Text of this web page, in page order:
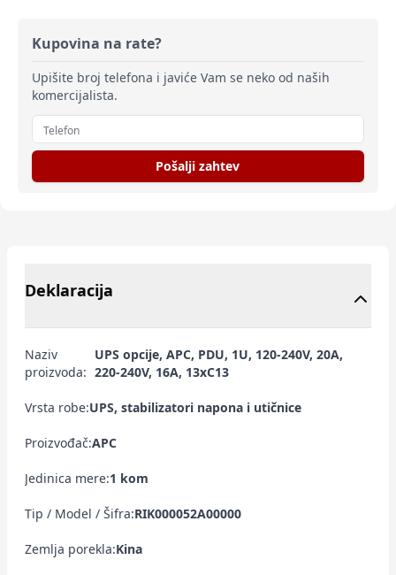
Kupovina na rate?
Upišite broj telefona i javiće Vam se neko od naših
komercijalista.
Pošalji zahtev
Deklaracija
Naziv
proizvoda:
UPS opcije, APC, PDU, 1U, 120-240V, 20A,
220-240V, 16A, 13xC13
Vrsta robe:UPS, stabilizatori napona i utičnice
Proizvođač:APC
Jedinica mere:1 kom
Tip / Model / Šifra:RIK000052A00000
Zemlja porekla:Kina